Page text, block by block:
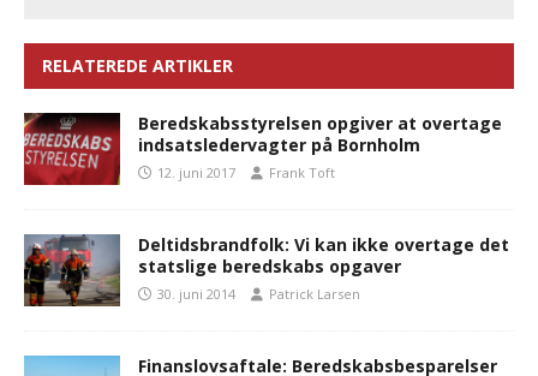
RELATEREDE ARTIKLER
Beredskabsstyrelsen opgiver at overtage
indsatsledervagter på Bornholm
12. juni 2017 Frank Toft
Deltidsbrandfolk: Vi kan ikke overtage det
statslige beredskabs opgaver
30. juni 2014 Patrick Larsen
Finanslovsaftale: Beredskabsbesparelser